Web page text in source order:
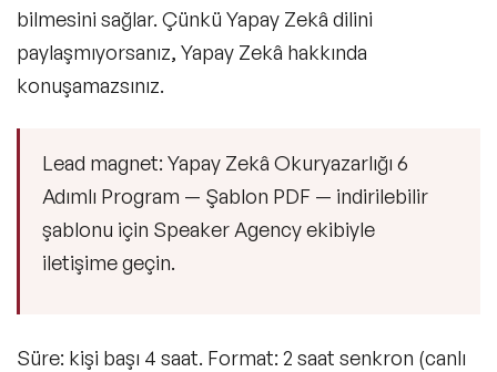
bilmesini sağlar. Çünkü Yapay Zekâ dilini
paylaşmıyorsanız, Yapay Zekâ hakkında
konuşamazsınız.
Lead magnet: Yapay Zekâ Okuryazarlığı 6
Adımlı Program — Şablon PDF — indirilebilir
şablonu için Speaker Agency ekibiyle
iletişime geçin.
Süre: kişi başı 4 saat. Format: 2 saat senkron (canlı